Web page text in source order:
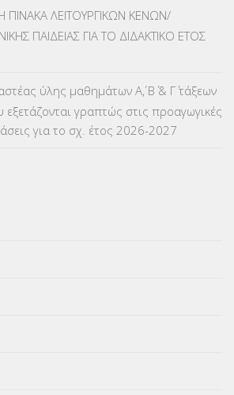
ΛΕΙΤΟΥΡΓΙΚΩΝ ΚΕΝΩΝ/
ΠΑΙΔΕΙΑΣ ΓΙΑ ΤΟ ΔΙΔΑΚΤΙΚΟ ΕΤΟΣ
ύλης μαθημάτων Α΄, Β΄ & Γ΄ τάξεων
εξετάζονται γραπτώς στις προαγωγικές
για το σχ. έτος 2026-2027